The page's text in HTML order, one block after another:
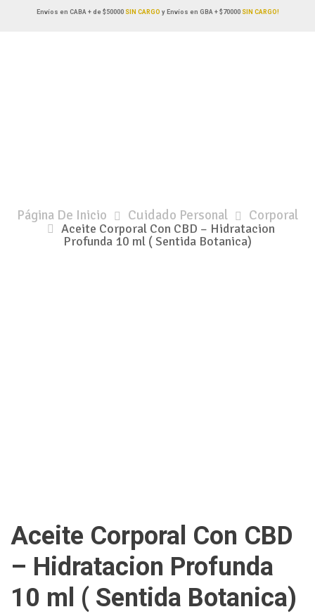
Envíos en CABA + de $50000SIN CARGO y Envíos en GBA + $70000 SIN CARGO!
Página De Inicio Cuidado Personal Corporal
Aceite Corporal Con CBD – Hidratacion
Profunda 10 ml ( Sentida Botanica)
Aceite Corporal Con CBD
– Hidratacion Profunda
10 ml ( Sentida Botanica)